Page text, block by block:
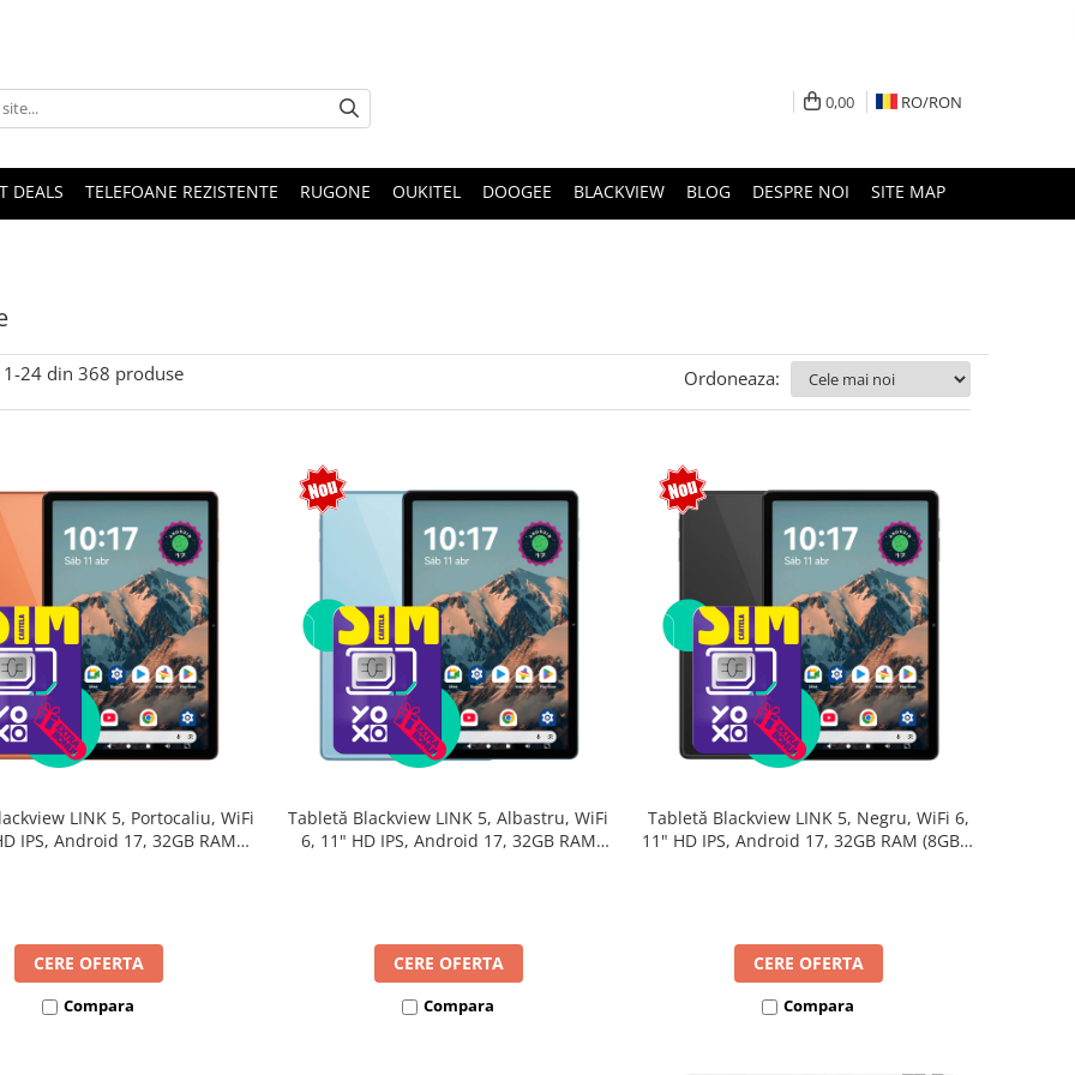
0,00 RO/RON
DEALS TELEFOANE REZISTENTE RUGONE OUKITEL DOOGEE BLACKVIEW BLOG DESPRE NOI SITE MAP
1-24 din 368 produse Ordoneaza:
LINK 5, Portocaliu, WiFi
IPS, Android 17, 32GB RAM
CERE OFERTA
Compara
Tabletă Blackview LINK 5, Albastru, WiFi
6, 11" HD IPS, Android 17, 32GB RAM
CERE OFERTA
Compara
Tabletă Blackview LINK 5, Negru, WiFi 6,
11" HD IPS, Android 17, 32GB RAM (8GB +
CERE OFERTA
Compara